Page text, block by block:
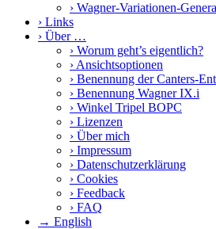
› Wagner-Variationen-
› Links
› Über …
› Worum geht’s eigentlich?
› Ansichtsoptionen
› Benennung der Canters-
› Benennung Wagner IX.i
› Winkel Tripel BOPC
› Lizenzen
› Über mich
› Impressum
› Datenschutzerklärung
› Cookies
› Feedback
› FAQ
→ English